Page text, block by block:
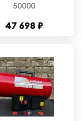
50000
47 698 ₽